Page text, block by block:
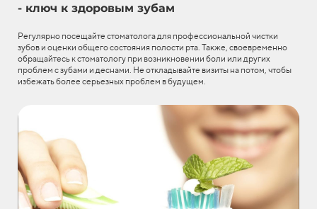
- ключ к здоровым зубам
Регулярно посещайте стоматолога для профессиональной чистки
зубов и оценки общего состояния полости рта. Также, своевременно
обращайтесь к стоматологу при возникновении боли или других
проблем с зубами и деснами. Не откладывайте визиты на потом, чтобы
избежать более серьезных проблем в будущем.